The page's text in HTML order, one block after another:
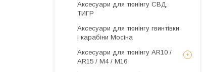
Аксесуари для тюнінгу СВД,
ТИГР
Аксесуари для тюнінгу гвинтівки
і карабіни Мосіна
Аксесуари для тюнінгу AR10 /
AR15 / М4 / М16